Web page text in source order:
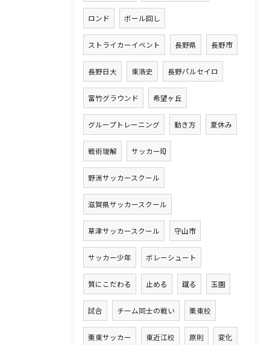
ロンド ボール回し
ストライカーイベント 長野県 長野市
長野日大 東浩史 長野パルセイロ
富竹グラウンド 希望ヶ丘
グループトレーニング 動き方 夏休み
戦術理解 サッカーIQ
野洲サッカースクール
滋賀県サッカースクール
草津サッカースクール 守山市
サッカー少年 ボレーシュート
質にこだわる 止める 蹴る 玉園
試合 チーム同士の戦い 栗東校
栗東サッカー 東近江校 原則 変化